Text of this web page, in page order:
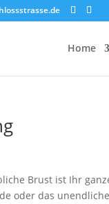
Home
Brust ist Ihr
oder das